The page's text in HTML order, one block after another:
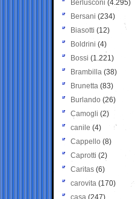
Berlusconi (4.295)
Bersani (234)
Biasotti (12)
Boldrini (4)
Bossi (1.221)
Brambilla (38)
Brunetta (83)
Burlando (26)
Camogli (2)
canile (4)
Cappello (8)
Caprotti (2)
Caritas (6)
carovita (170)
casa (247)